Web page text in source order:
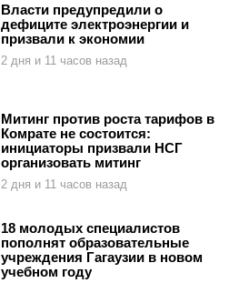
Власти предупредили о
дефиците электроэнергии и
призвали к экономии
2 дня и 11 часов назад
Митинг против роста тарифов в
Комрате не состоится:
инициаторы призвали НСГ
организовать митинг
2 дня и 11 часов назад
18 молодых специалистов
пополнят образовательные
учреждения Гагаузии в новом
учебном году